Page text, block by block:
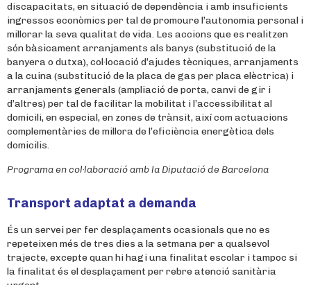
discapaci­tats, en situació de dependència i amb insuficients
ingressos econòmics per tal de promoure l’autonomia personal i
millorar la seva qualitat de vida. Les accions que es realitzen
són bàsicament arranja­ments als banys (substitució de la
banyera o dutxa), col·locació d’aju­des tècniques, arranjaments
a la cuina (substitució de la placa de gas per placa elèctrica) i
arranjaments generals (ampliació de porta, canvi de gir i
d’altres) per tal de facilitar la mobilitat i l’accessibilitat al
domicili, en especial, en zones de trànsit, així com actuacions
complementàries de millora de l’eficiència energètica dels
domicilis.
Programa en col·laboració amb la Diputació de Barcelona
Transport adaptat a demanda
És un servei per fer desplaçaments ocasionals que no es
repeteixen més de tres dies a la setmana per a qualsevol
trajecte, excepte quan hi hagi una finalitat escolar i tampoc si
la finalitat és el desplaçament per rebre atenció sanitària